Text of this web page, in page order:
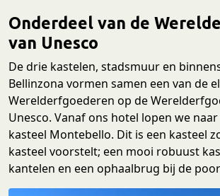
Onderdeel van de
van Unesco
De drie kastelen, stadsmuur en
Bellinzona vormen samen een van de
Werelderfgoederen op de
Unesco. Vanaf ons hotel lopen we
kasteel Montebello. Dit is een kasteel
kasteel voorstelt; een mooi robuust
kantelen en een ophaalbrug bij de